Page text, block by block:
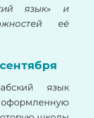
язык» и
её
язык
оформленную